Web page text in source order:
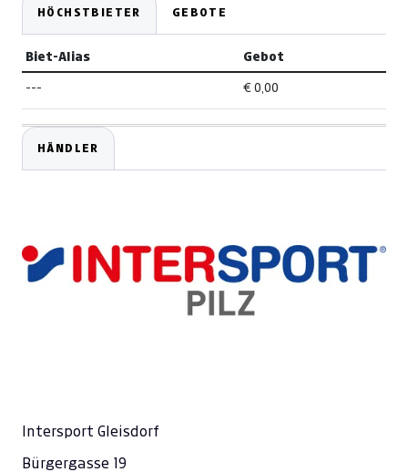
HÖCHSTBIETER GEBOTE
Biet-Alias Gebot
--- € 0,00
HÄNDLER
Intersport Gleisdorf
Bürgergasse 19